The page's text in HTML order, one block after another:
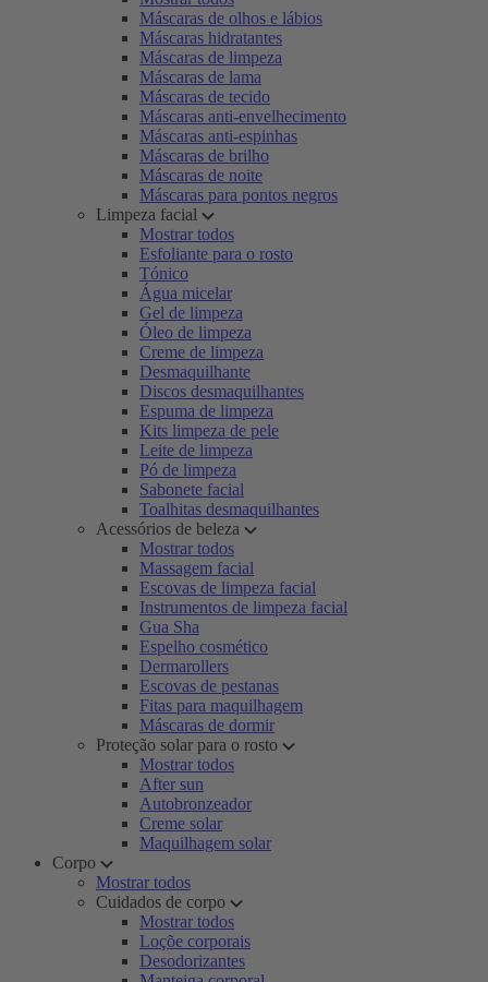
Máscaras de olhos e lábios
Máscaras hidratantes
Máscaras de limpeza
Máscaras de lama
Máscaras de tecido
Máscaras anti-envelhecimento
Máscaras anti-espinhas
Máscaras de brilho
Máscaras de noite
Máscaras para pontos negros
Limpeza facial
Mostrar todos
Esfoliante para o rosto
Tónico
Água micelar
Gel de limpeza
Óleo de limpeza
Creme de limpeza
Desmaquilhante
Discos desmaquilhantes
Espuma de limpeza
Kits limpeza de pele
Leite de limpeza
Pó de limpeza
Sabonete facial
Toalhitas desmaquilhantes
Acessórios de beleza
Mostrar todos
Massagem facial
Escovas de limpeza facial
Instrumentos de limpeza facial
Gua Sha
Espelho cosmético
Dermarollers
Escovas de pestanas
Fitas para maquilhagem
Máscaras de dormir
Proteção solar para o rosto
Mostrar todos
After sun
Autobronzeador
Creme solar
Maquilhagem solar
Corpo
Mostrar todos
Cuidados de corpo
Mostrar todos
Loçõe corporais
Desodorizantes